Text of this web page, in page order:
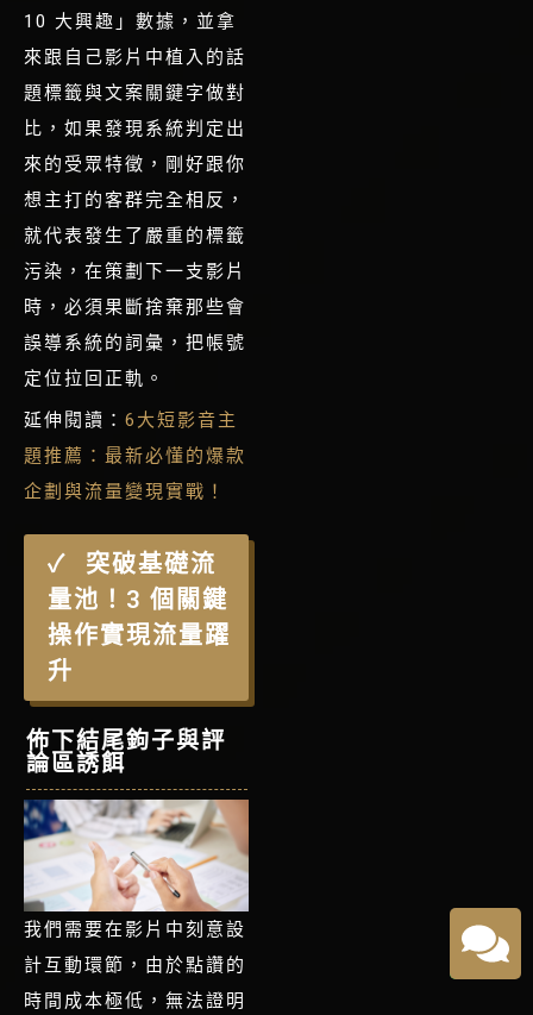
10 大興趣」數據，並拿
來跟自己影片中植入的話
題標籤與文案關鍵字做對
比， 如果發現系統判定出
來的受眾特徵，剛好跟你
想主打的客群完全相反，
就代表發生了嚴重的標籤
污染，在策劃下一支影片
時，必須果斷捨棄那些會
誤導系統的詞彙，把帳號
定位拉回正軌。
延伸閱讀： 6大短影音主
題推薦：最新必懂的爆款
企劃與流量變現實戰！
突破基礎流
量池！3 個關鍵
操作實現流量躍
升
佈下結尾鉤子與評
論區誘餌
我們需要在影片中刻意設
計互動環節，由於點讚的
時間成本極低，無法證明